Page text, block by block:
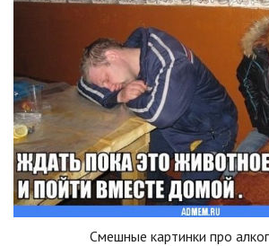
Смешные картинки про